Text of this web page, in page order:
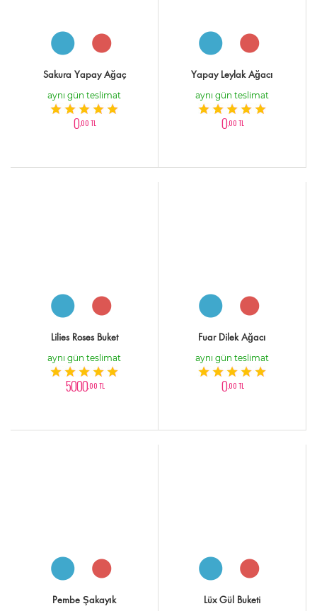
Sakura Yapay Ağaç
aynı gün teslimat
0,00 TL
Yapay Leylak Ağacı
aynı gün teslimat
0,00 TL
Lilies Roses Buket
aynı gün teslimat
5000,00 TL
Fuar Dilek Ağacı
aynı gün teslimat
0,00 TL
Pembe Şakayık Lüx Gül Buketi